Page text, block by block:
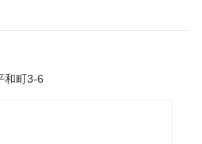
和町3-6